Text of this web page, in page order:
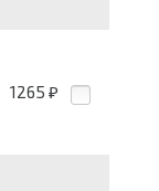
1265 ₽